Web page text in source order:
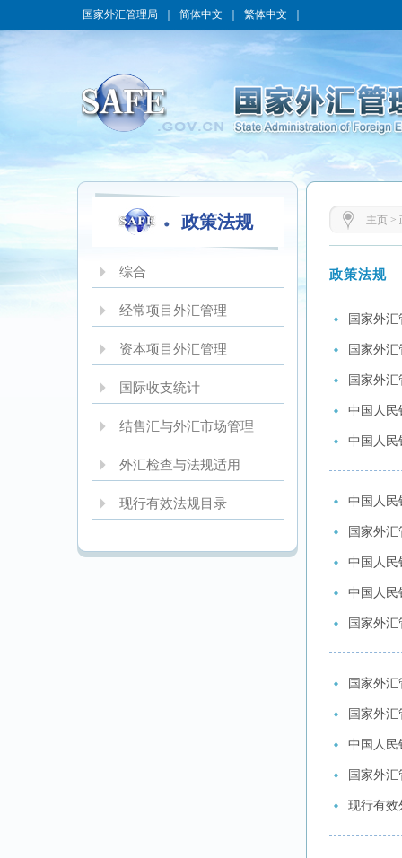
国家外汇管理局 简体中文 繁体中文
政策法规
综合
经常项目外汇管理
资本项目外汇管理
国际收支统计
结售汇与外汇市场管理
外汇检查与法规适用
现行有效法规目录
主页 >
政策法规
国家外
国家外
国家外
中国人民
中国人民
中国人民
国家外
中国人民
中国人民
国家外
国家外
国家外
中国人民
国家外
现行有效